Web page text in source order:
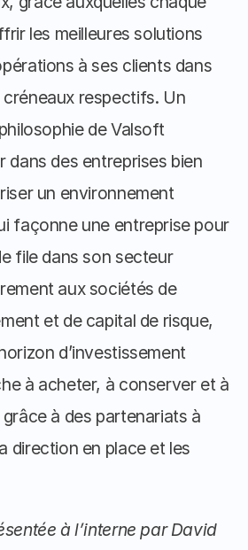
les meilleures solutions
à ses clients dans
respectifs. Un
de Valsoft
dans des entreprises bien
un environnement
façonne une entreprise pour
file dans son secteur
aux sociétés de
et de capital de risque,
d’investissement
à acheter, à conserver et à
à des partenariats à
direction en place et les
à l’interne par David